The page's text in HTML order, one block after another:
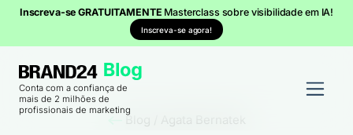
Inscreva-se GRATUITAMENTE Masterclass sobre visibilidade em IA!
Inscreva-se agora!
Conta com a confiança de
mais de 2 milhões de
profissionais de marketing
Blog